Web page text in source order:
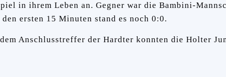
in ihrem Leben an. Gegner war die Bambini-
ersten 15 Minuten stand es noch 0:0.
Anschlusstreffer der Hardter konnten die Holter